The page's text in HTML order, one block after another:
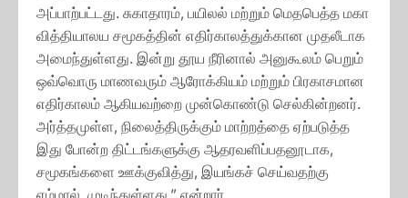
அப்பாற்பட்டது. சுகாதாரம், பயிலல் மற்றும் மெதபெத்த மகா
வித்தியாலய சமூகத்தின் எதிர்காலத்துக்கான முதலீடாக
அமைந்துள்ளது. இன்று தூய நீரினால் அனுகூலம் பெறும்
ஒவ்வொரு மாணவரும் ஆரோக்கியம் மற்றும் பிரகாசமான
எதிர்காலம் ஆகியவற்றை முன்கொண்டு செல்கின்றனர்.
அர்த்தமுள்ள, நிலைத்திருக்கும் மாற்றத்தை ஏற்படுத்த
இது போன்ற திட்டங்களுக்கு ஆதரவளிப்பதனூடாக,
சமூகங்களை ஊக்குவித்து, இயங்கச் செய்வதற்கு
எம்மால் முடிந்துள்ளது.” என்றார்.